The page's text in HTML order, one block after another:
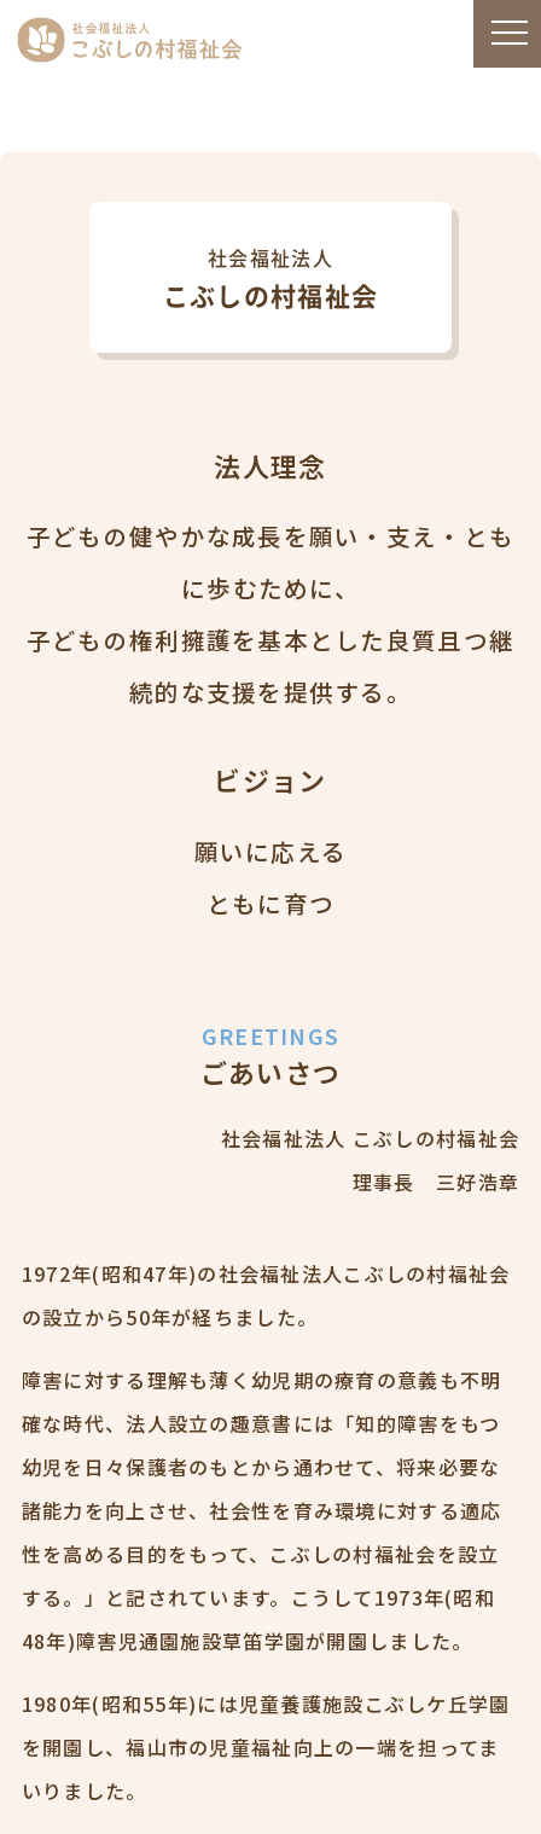
社会福祉法人
こぶしの村福祉会
法人理念
子どもの健やかな成長を願い・支え・とも
に歩むために、
子どもの権利擁護を基本とした良質且つ継
続的な支援を提供する。
ビジョン
願いに応える
ともに育つ
GREETINGS
ごあいさつ
社会福祉法⼈ こぶしの村福祉会
理事⻑ 三好浩章
1972年(昭和47年)の社会福祉法人こぶしの村福祉会
の設立から50年が経ちました。
障害に対する理解も薄く幼児期の療育の意義も不明
確な時代、法人設立の趣意書には「知的障害をもつ
幼児を日々保護者のもとから通わせて、将来必要な
諸能力を向上させ、社会性を育み環境に対する適応
性を高める目的をもって、こぶしの村福祉会を設立
する。」と記されています。こうして1973年(昭和
48年)障害児通園施設草笛学園が開園しました。
1980年(昭和55年)には児童養護施設こぶしケ丘学園
を開園し、福山市の児童福祉向上の一端を担ってま
いりました。